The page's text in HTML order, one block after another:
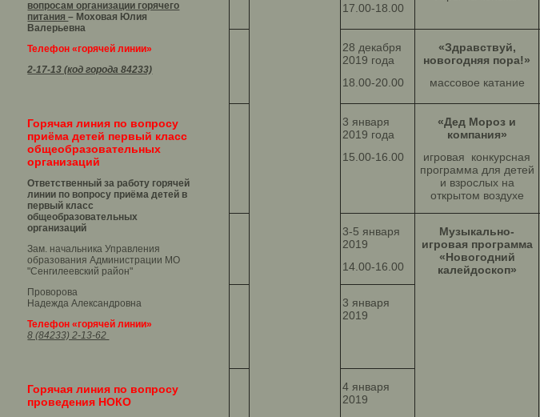
вопросам организации горячего
питания– Моховая Юлия
Валерьевна
Телефон «горячей линии»
2-17-13 (код города 84233)
Горячая линия по вопросу
приёма детей первый класс
общеобразовательных
организаций
Ответственный за работу горячей
линии по вопросу приёма детей в
первый класс
общеобразовательных
организаций
Зам. начальника Управления
образования Администрации МО
"Сенгилеевский район"
Проворова
Надежда Александровна
Телефон «горячей линии»
8 (84233) 2-13-62
Горячая линия по вопросу
проведения НОКО
17.00-18.00
28 декабря
2019 года
18.00-20.00
«Здравствуй,
новогодняя пора!»
массовое катание
3 января
2019 года
15.00-16.00
«Дед Мороз и
компания»
игровая конкурсная
программа для детей
и взрослых на
открытом воздухе
3-5 января
2019
14.00-16.00
Музыкально-
игровая программа
«Новогодний
калейдоскоп»
3 января
2019
4 января
2019